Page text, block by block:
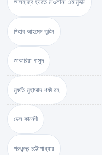
আলহাজ্ব হযরত মাওলানা এমামুদ্দীন
শিহাব আহমেদ তুহিন
জাকারিয়া মাসুদ
মুফতি মুহাম্মাদ শফী রহ.
ডেল কার্নেগী
শরৎচন্দ্র চট্টোপাধ্যায়